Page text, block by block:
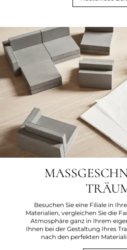
Besuchen Sie eine Filiale in
Materialien, vergleichen Sie die
Atmosphäre ganz in Ihrem
Ihnen bei der Gestaltung Ihres
nach den perfekten